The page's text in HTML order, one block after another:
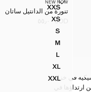
المقاسات
XXSتنورة من الدانتيل
XSتنورة من الدانتيل
Sتنورة من الدانتيل
Mتنورة من الدانتيل
Lتنورة من الدانتيل
XLتنورة من الدانتيل
XXLتنورة من الدانتيل
NEW NOW
تنورة من الدانتيل ساتان
السعر الحالي [JOD ٥٥٫٠٠ ]
JOD ٥٥٫٠٠
في خزانة
ارتداؤها في